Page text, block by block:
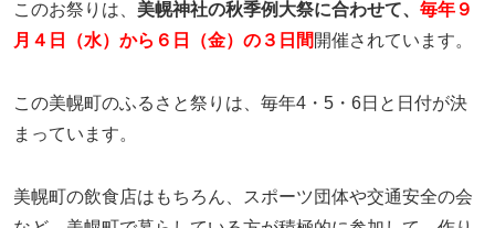
このお祭りは、 美幌神社の秋季例大祭に合わせて、 毎年９
月４日（水）から６日（金）の３日間 開催されています。
この美幌町のふるさと祭りは、毎年4・5・6日と日付が決
まっています。
美幌町の飲食店はもちろん、スポーツ団体や交通安全の会